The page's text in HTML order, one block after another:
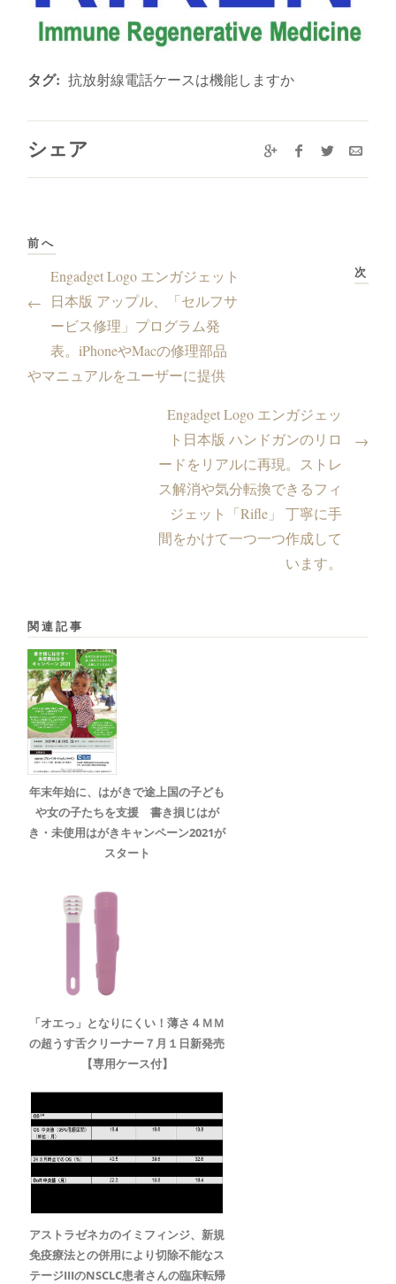
タグ: 抗放射線電話ケースは機能しますか
シェア
前へ
←
Engadget Logo エンガジェット
日本版 アップル、「セルフサ
ービス修理」プログラム発
表。iPhoneやMacの修理部品
やマニュアルをユーザーに提供
次
Engadget Logo エンガジェッ
ト日本版 ハンドガンのリロ
ードをリアルに再現。ストレ
ス解消や気分転換できるフィ
ジェット「Rifle」 丁寧に手
間をかけて一つ一つ作成して
います。
→
関連記事
年末年始に、はがきで途上国の子ども
や女の子たちを支援 書き損じはが
き・未使用はがきキャンペーン2021が
スタート
「オエっ」となりにくい！薄さ４ＭＭ
の超うす舌クリーナー７月１日新発売
【専用ケース付】
アストラゼネカのイミフィンジ、新規
免疫療法との併用により切除不能なス
テージIIIのNSCLC患者さんの臨床転帰